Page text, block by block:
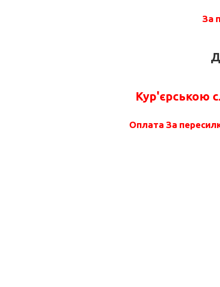
За
Кур'єрською
Оплата За